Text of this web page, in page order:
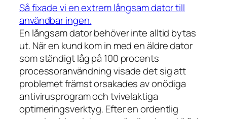
Så fixade vi en extrem långsam dator till
användbar ingen.
En långsam dator behöver inte alltid bytas
ut. När en kund kom in med en äldre dator
som ständigt låg på 100 procents
processoranvändning visade det sig att
problemet främst orsakades av onödiga
antivirusprogram och tvivelaktiga
optimeringsverktyg. Efter en ordentlig